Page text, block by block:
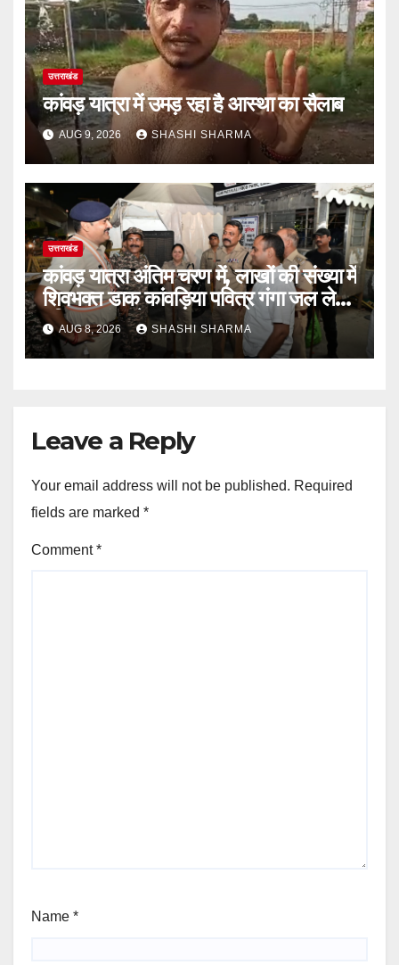
उत्तराखंड
कांवड़ यात्रा में उमड़ रहा है आस्था का सैलाब
AUG 9, 2026 SHASHI SHARMA
उत्तराखंड
कांवड़ यात्रा अंतिम चरण में, लाखों की संख्या में
शिवभक्त डाक कांवड़िया पवित्र गंगा जल लेने
हरिद्वार पहुंच रहे
AUG 8, 2026 SHASHI SHARMA
Leave a Reply
Your email address will not be published. Required
fields are marked *
Comment*
Name *